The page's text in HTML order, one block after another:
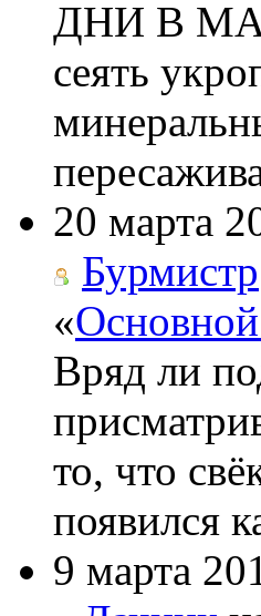
ДНИ В
сеять
20 марта
Бурмистр
«Основной
Вряд ли
то, что
появился
9 марта